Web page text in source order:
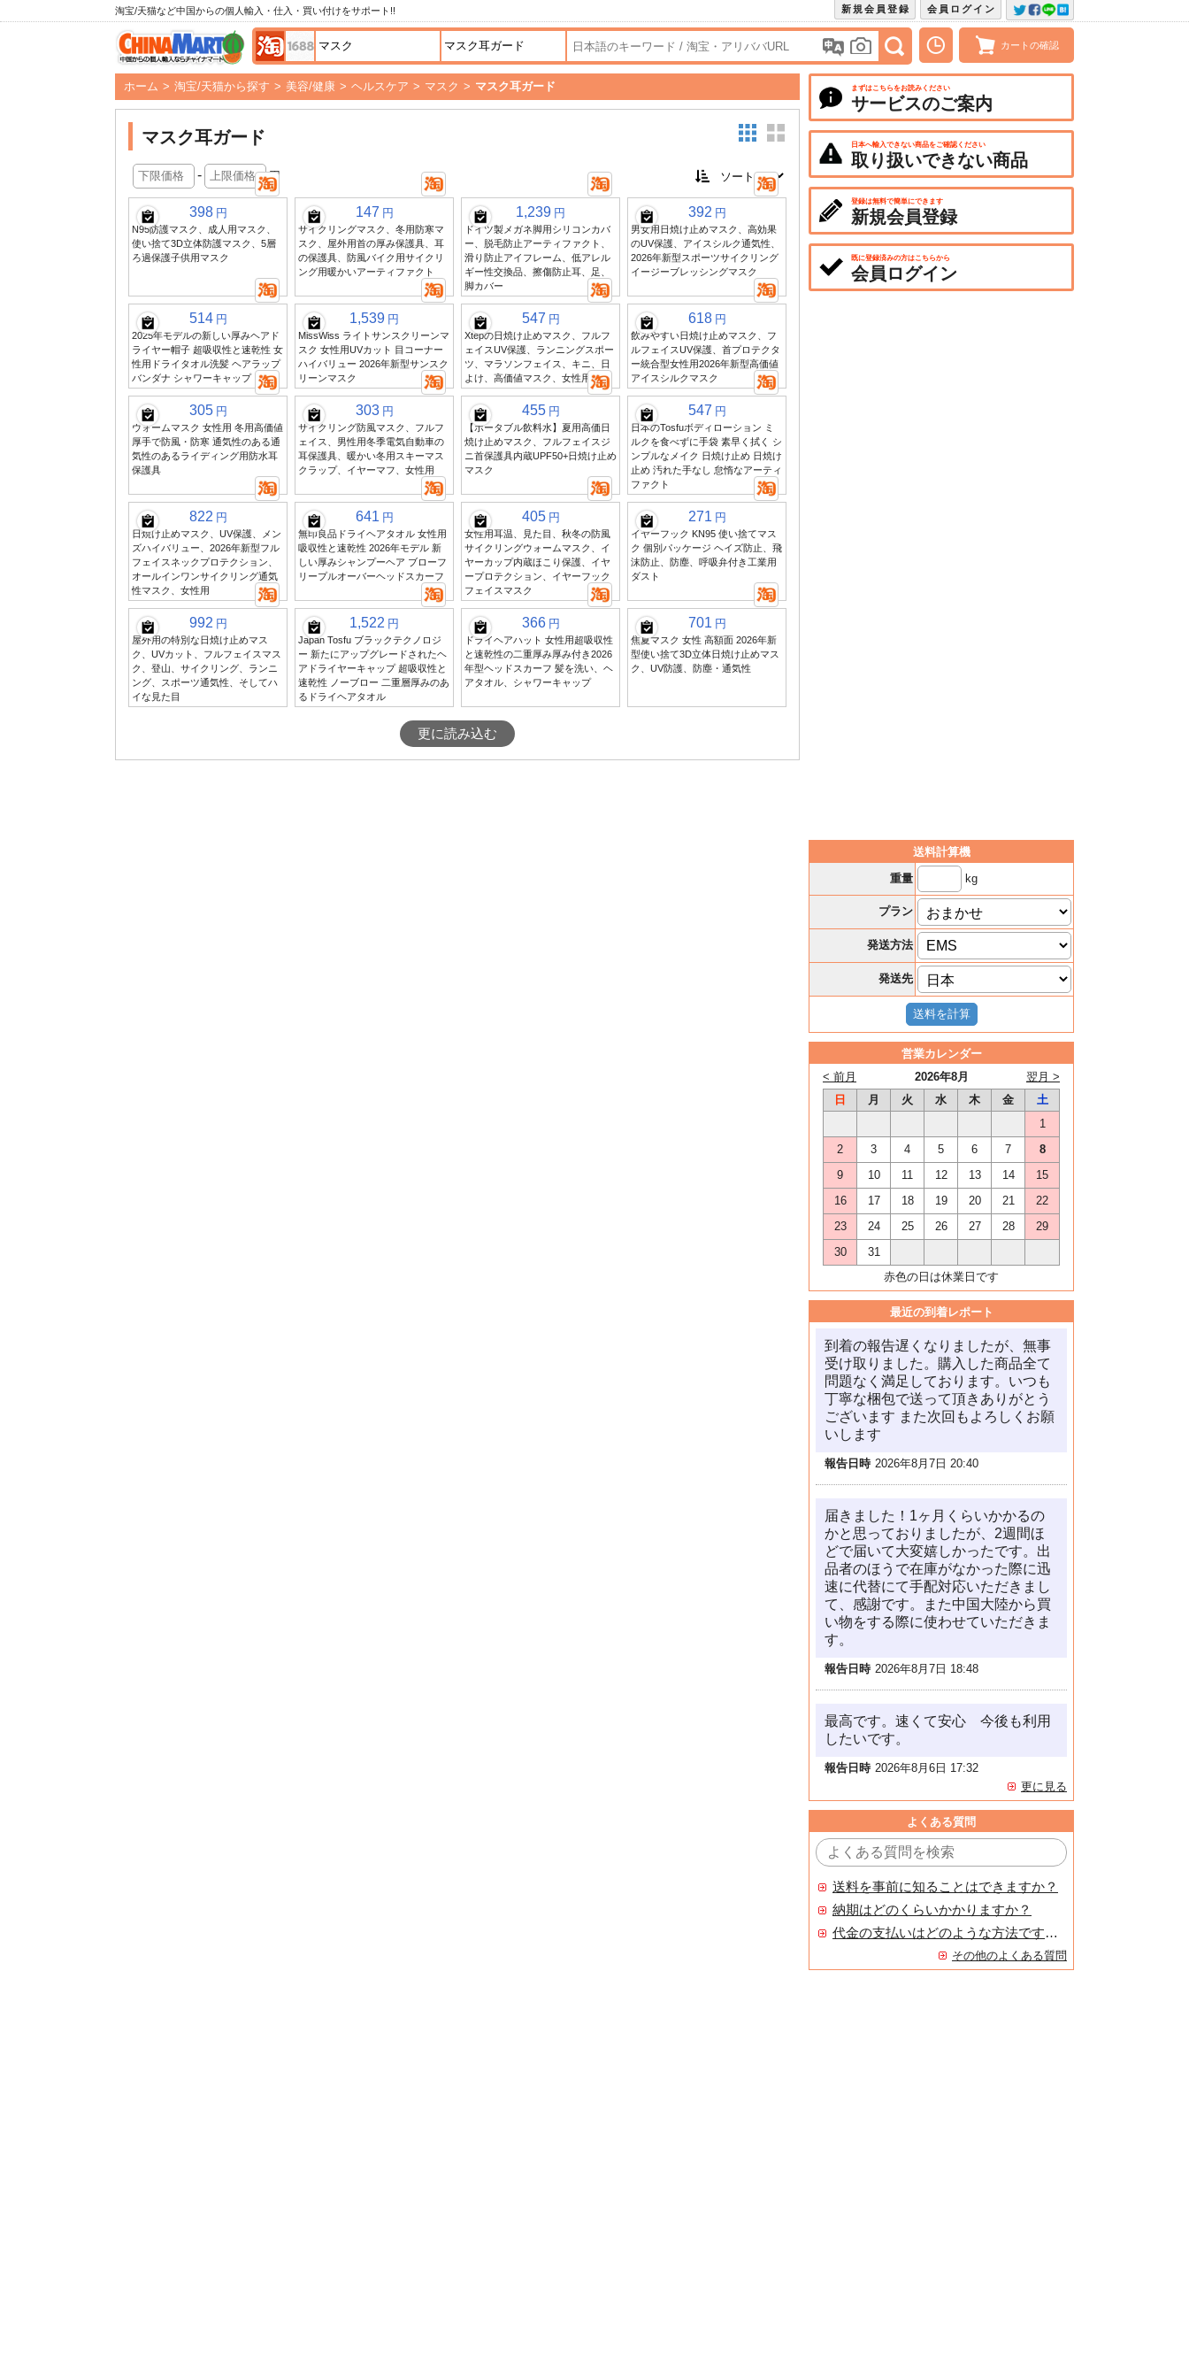
淘宝/天猫など中国からの個人輸入・仕入・買い付けをサポート!! 会員ログイン
新規会員登録
カートの確認
ホーム > 淘宝/天猫から探す > 美容/健康 > ヘルスケア > マスク > マスク耳ガード
マスク耳ガード
- 円
398 円
N95防護マスク、成人用マスク、
使い捨て3D立体防護マスク、5層
ろ過保護子供用マスク
147 円
サイクリングマスク、冬用防寒マ
スク、屋外用首の厚み保護具、耳
の保護具、防風バイク用サイクリ
ング用暖かいアーティファクト
1,239 円
ドイツ製メガネ脚用シリコンカバ
ー、脱毛防止アーティファクト、
滑り防止アイフレーム、低アレル
ギー性交換品、擦傷防止耳、足、
脚カバー
392 円
男女用日焼け止めマスク、高効果
のUV保護、アイスシルク通気性、
2026年新型スポーツサイクリング
イージーブレッシングマスク
514 円
2025年モデルの新しい厚みヘアド
ライヤー帽子 超吸収性と速乾性 女
性用ドライタオル洗髪 ヘアラップ
バンダナ シャワーキャップ
1,539 円
MissWiss ライトサンスクリーンマ
スク 女性用UVカット 目コーナー
ハイバリュー 2026年新型サンスク
リーンマスク
547 円
Xtepの日焼け止めマスク、フルフ
ェイスUV保護、ランニングスポー
ツ、マラソンフェイス、キニ、日
よけ、高価値マスク、女性用
618 円
飲みやすい日焼け止めマスク、フ
ルフェイスUV保護、首プロテクタ
ー統合型女性用2026年新型高価値
アイスシルクマスク
305 円
ウォームマスク 女性用 冬用高価値
厚手で防風・防寒 通気性のある通
気性のあるライディング用防水耳
保護具
303 円
サイクリング防風マスク、フルフ
ェイス、男性用冬季電気自動車の
耳保護具、暖かい冬用スキーマス
クラップ、イヤーマフ、女性用
455 円
【ポータブル飲料水】夏用高価日
焼け止めマスク、フルフェイスジ
ニ首保護具内蔵UPF50+日焼け止め
マスク
547 円
日本のTosfuボディローション ミ
ルクを食べずに手袋 素早く拭く シ
ンプルなメイク 日焼け止め 日焼け
止め 汚れた手なし 怠惰なアーティ
ファクト
822 円
日焼け止めマスク、UV保護、メン
ズハイバリュー、2026年新型フル
フェイスネックプロテクション、
オールインワンサイクリング通気
性マスク、女性用
641 円
無印良品ドライヘアタオル 女性用
吸収性と速乾性 2026年モデル 新
しい厚みシャンプーヘア ブローフ
リープルオーバーヘッドスカーフ
405 円
女性用耳温、見た目、秋冬の防風
サイクリングウォームマスク、イ
ヤーカップ内蔵ほこり保護、イヤ
ープロテクション、イヤーフック
フェイスマスク
271 円
イヤーフック KN95 使い捨てマス
ク 個別パッケージ ヘイズ防止、飛
沫防止、防塵、呼吸弁付き工業用
ダスト
992 円
屋外用の特別な日焼け止めマス
ク、UVカット、フルフェイスマス
ク、登山、サイクリング、ランニ
ング、スポーツ通気性、そしてハ
イな見た目
1,522 円
Japan Tosfu ブラックテクノロジ
ー 新たにアップグレードされたヘ
アドライヤーキャップ 超吸収性と
速乾性 ノーブロー 二重層厚みのあ
るドライヘアタオル
366 円
ドライヘアハット 女性用超吸収性
と速乾性の二重厚み厚み付き2026
年型ヘッドスカーフ 髪を洗い、ヘ
アタオル、シャワーキャップ
701 円
焦夏マスク 女性 高額面 2026年新
型使い捨て3D立体日焼け止めマス
ク、UV防護、防塵・通気性
更に読み込む
まずはこちらをお読みください
サービスのご案内
日本へ輸入できない商品をご確認ください
取り扱いできない商品
登録は無料で簡単にできます
新規会員登録
既に登録済みの方はこちらから
会員ログイン
送料計算機
重量
kg
プラン
発送方法
発送先
営業カレンダー
2026年8月
< 前月
翌月 >
日
月 火 水 木 金
土
1
2
3 4 5 6 7
8
9
10 11 12 13 14
15
16
17 18 19 20 21
22
23
24 25 26 27 28
29
30
31
赤色の日は休業日です
最近の到着レポート
到着の報告遅くなりましたが、無事
受け取りました。購入した商品全て
問題なく満足しております。いつも
丁寧な梱包で送って頂きありがとう
ございます また次回もよろしくお願
いします
報告日時 2026年8月7日 20:40
届きました！1ヶ月くらいかかるの
かと思っておりましたが、2週間ほ
どで届いて大変嬉しかったです。出
品者のほうで在庫がなかった際に迅
速に代替にて手配対応いただきまし
て、感謝です。また中国大陸から買
い物をする際に使わせていただきま
す。
報告日時 2026年8月7日 18:48
最高です。速くて安心 今後も利用
したいです。
報告日時 2026年8月6日 17:32
更に見る
よくある質問
送料を事前に知ることはできますか？
納期はどのくらいかかりますか？
代金の支払いはどのような方法ですか？
その他のよくある質問